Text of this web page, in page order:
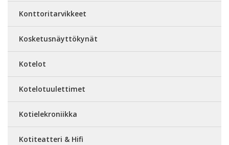
Konttoritarvikkeet
Kosketusnäyttökynät
Kotelot
Kotelotuulettimet
Kotielekroniikka
Kotiteatteri & Hifi